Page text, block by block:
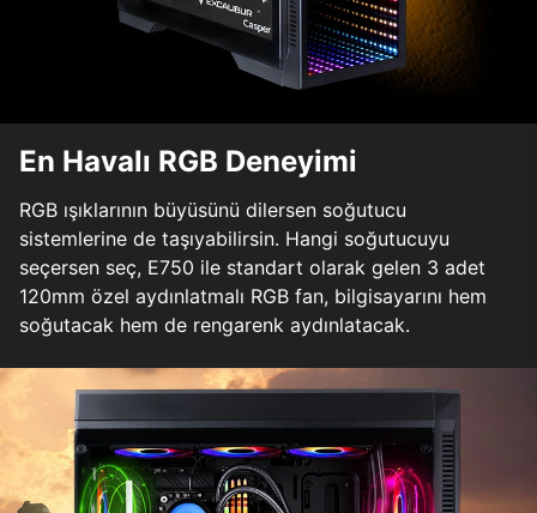
En Havalı RGB Deneyimi
RGB ışıklarının büyüsünü dilersen soğutucu
sistemlerine de taşıyabilirsin. Hangi soğutucuyu
seçersen seç, E750 ile standart olarak gelen 3 adet
120mm özel aydınlatmalı RGB fan, bilgisayarını hem
soğutacak hem de rengarenk aydınlatacak.